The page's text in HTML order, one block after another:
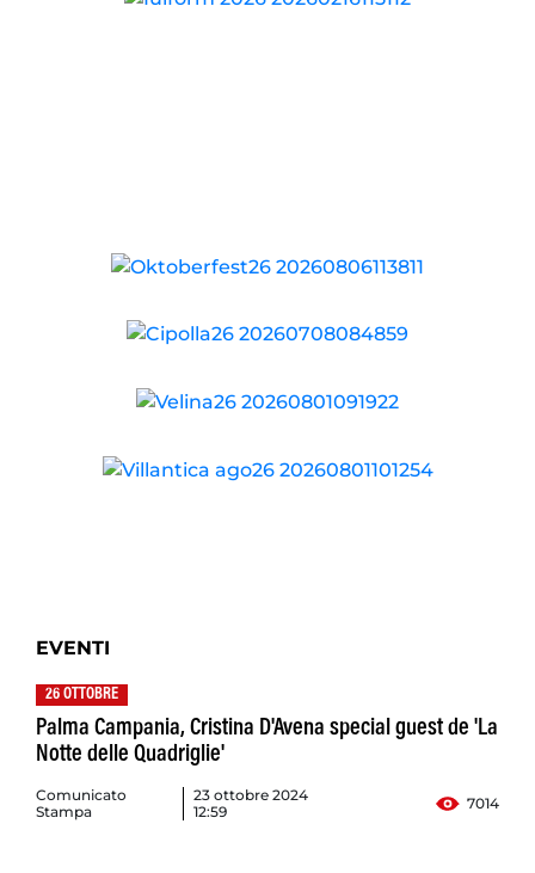
EVENTI
26 OTTOBRE
Palma Campania, Cristina D'Avena special guest de 'La
Notte delle Quadriglie'
Comunicato
Stampa
23 ottobre 2024
12:59
7014